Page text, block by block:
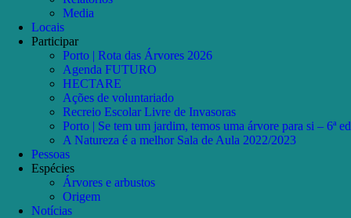
Media
Locais
Participar
Porto | Rota das Árvores 2026
Agenda FUTURO
HECTARE
Ações de voluntariado
Recreio Escolar Livre de Invasoras
Porto | Se tem um jardim, temos uma árvore para si – 6ª
A Natureza é a melhor Sala de Aula 2022/2023
Pessoas
Espécies
Árvores e arbustos
Origem
Notícias